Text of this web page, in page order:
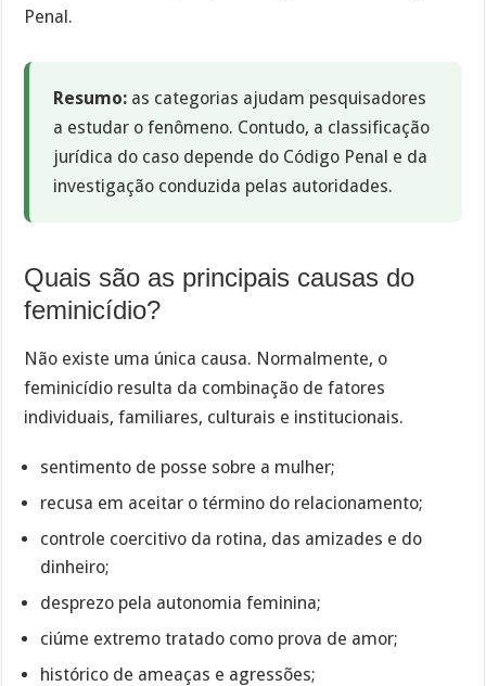
Penal.
Resumo: as categorias ajudam pesquisadores
a estudar o fenômeno. Contudo, a classificação
jurídica do caso depende do Código Penal e da
investigação conduzida pelas autoridades.
Quais são as principais causas do
feminicídio?
Não existe uma única causa. Normalmente, o
feminicídio resulta da combinação de fatores
individuais, familiares, culturais e institucionais.
sentimento de posse sobre a mulher;
recusa em aceitar o término do relacionamento;
controle coercitivo da rotina, das amizades e do
dinheiro;
desprezo pela autonomia feminina;
ciúme extremo tratado como prova de amor;
histórico de ameaças e agressões;